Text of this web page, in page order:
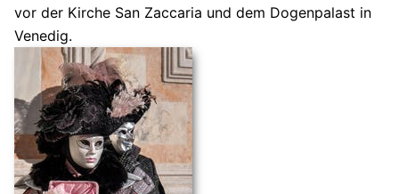
vor der Kirche San Zaccaria und dem Dogenpalast in
Venedig.